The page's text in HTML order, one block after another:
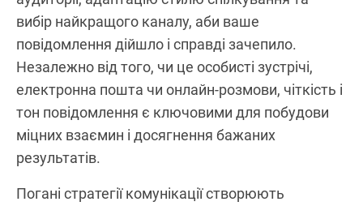
вибір найкращого каналу, аби ваше
повідомлення дійшло і справді зачепило.
Незалежно від того, чи це особисті зустрічі,
електронна пошта чи онлайн-розмови, чіткість і
тон повідомлення є ключовими для побудови
міцних взаємин і досягнення бажаних
результатів.
Погані стратегії комунікації створюють